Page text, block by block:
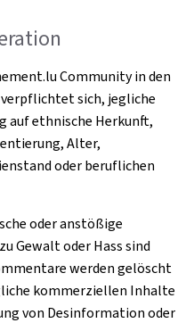
Community in den
sich, jegliche
auf ethnische Herkunft,
Alter,
oder beruflichen
oder anstößige
Gewalt oder Hass sind
werden gelöscht
kommerziellen Inhalte
von Desinformation oder